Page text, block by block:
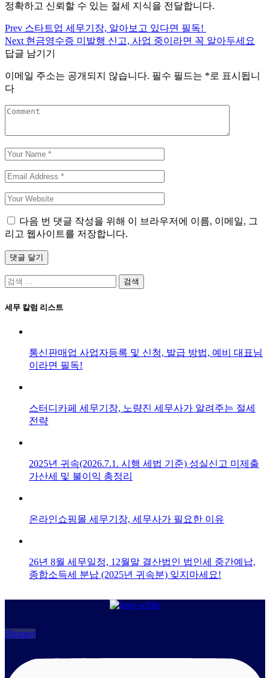
정확하고 신뢰할 수 있는 절세 지식을 전달합니다.
글
탐
색
Prev 스타트업 세무기장, 알아보고 있다면 필독!
Next 현금영수증 미발행 신고, 사업 중이라면 꼭 알아두세요
답글 남기기
이메일 주소는 공개되지 않습니다. 필수 필드는 *로 표시됩니
다
다음 번 댓글 작성을 위해 이 브라우저에 이름, 이메일, 그
리고 웹사이트를 저장합니다.
댓글 달기
검
세무 칼럼 리스트
통신판매업 사업자등록 및 신청, 발급 방법, 예비 대표님
이라면 필독!
스터디카페 세무기장, 노량진 세무사가 알려주는 절세
전략
2025년 귀속(2026.7.1. 시행 세법 기준) 성실신고 미제출
가산세 및 불이익 총정리
온라인쇼핑몰 세무기장, 세무사가 필요한 이유
26년 8월 세무일정, 12월말 결산법인 법인세 중간예납,
종합소득세 분납 (2025년 귀속분) 잊지마세요!
Blogger